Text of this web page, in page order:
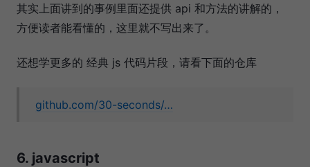
其实上面讲到的事例里面还提供 api 和方法的讲解的，
方便读者能看懂的，这里就不写出来了。
还想学更多的 经典 js 代码片段，请看下面的仓库
github.com/30-seconds/…
6. javascript